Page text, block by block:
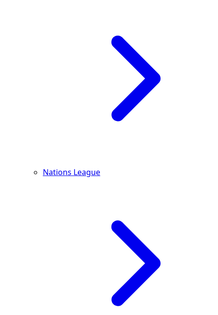
Nations League